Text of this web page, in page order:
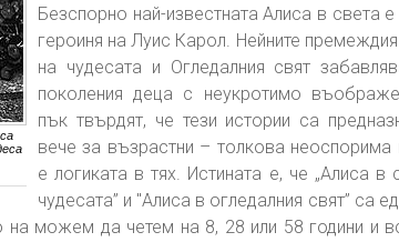
Безспорно най-известната Алиса в света е
героиня на Луис Карол. Нейните
на чудесата и Огледалния свят
поколения деца с неукротимо
пък твърдят, че тези истории са
вече за възрастни – толкова неоспорима
е логиката в тях. Истината е, че „Алиса в
чудесата” и "Алиса в огледалния свят” са
на можем да четем на 8, 28 или 58 години и